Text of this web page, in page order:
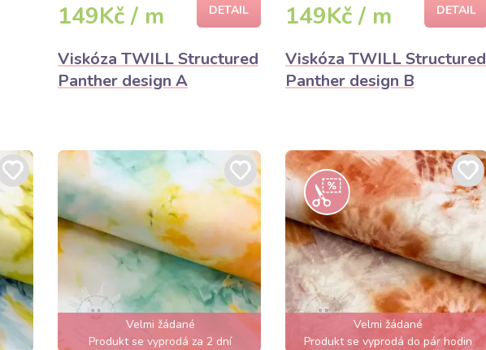
149Kč / m DETAIL
Viskóza TWILL Structured
Panther design A
149Kč / m DETAIL
Viskóza TWILL Structured
Panther design B
Velmi žádané
Produkt se vyprodá za 2 dní
Velmi žádané
Produkt se vyprodá do pár hodin